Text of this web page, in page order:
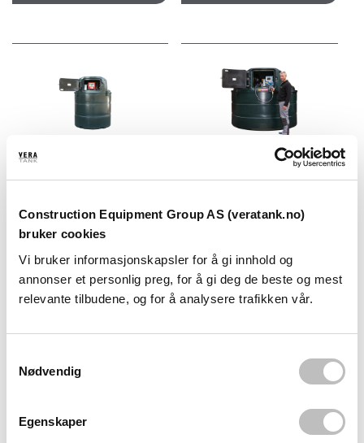
Construction Equipment Group AS (veratank.no)
bruker cookies
Vi bruker informasjonskapsler for å gi innhold og
annonser et personlig preg, for å gi deg de beste og mest
relevante tilbudene, og for å analysere trafikken vår.
Nødvendig
Egenskaper
VERA Gårdstank
Dbl.
VERA PE-plasttank
Dbl.